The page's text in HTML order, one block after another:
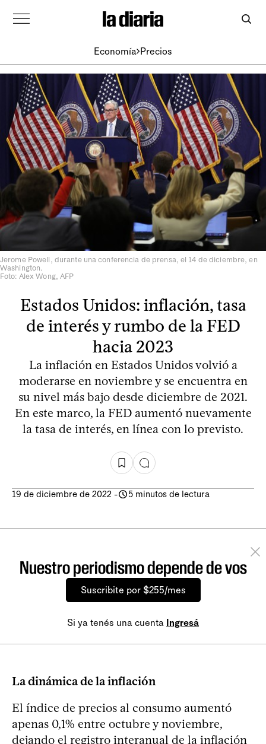
Economía Precios
Jerome Powell, durante una conferencia de prensa, el 14 de diciembre, en
Washington.
Foto: Alex Wong, AFP
Estados Unidos: inflación, tasa
de interés y rumbo de la FED
hacia 2023
La inflación en Estados Unidos volvió a
moderarse en noviembre y se encuentra en
su nivel más bajo desde diciembre de 2021.
En este marco, la FED aumentó nuevamente
la tasa de interés, en línea con lo previsto.
19 de diciembre de 2022 - 5 minutos de lectura
Nuestro periodismo depende de vos
Suscribite por $255/mes
Si ya tenés una cuenta Ingresá
La dinámica de la inflación
El índice de precios al consumo aumentó
apenas 0,1% entre octubre y noviembre,
dejando el registro interanual de la inflación